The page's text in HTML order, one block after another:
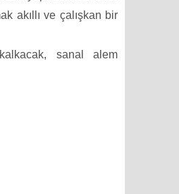
akıllı ve çalışkan bir
sanal alem